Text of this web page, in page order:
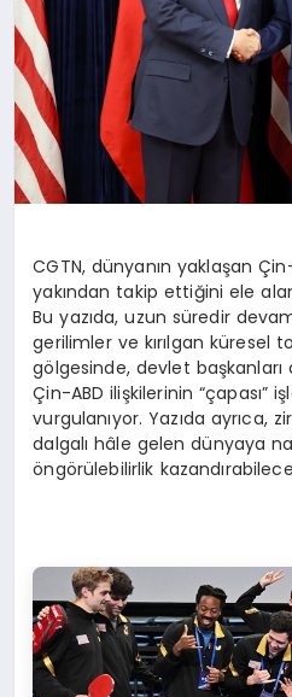
YAŞAM
DIĞER
CGTN, dünyanın yaklaşan
yakından takip ettiğini ele
Bu yazıda, uzun süredir
gerilimler ve kırılgan küresel
gölgesinde, devlet
Çin-ABD ilişkilerinin “çapası”
vurgulanıyor. Yazıda ayrıca,
dalgalı hâle gelen dünyaya
öngörülebilirlik